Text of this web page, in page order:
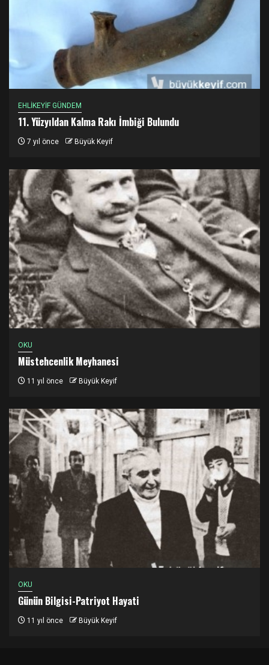
EHLİKEYİF GÜNDEM
11. Yüzyıldan Kalma Rakı İmbiği Bulundu
7 yıl önce Büyük Keyif
OKU
Müstehcenlik Meyhanesi
11 yıl önce Büyük Keyif
OKU
Günün Bilgisi-Patriyot Hayati
11 yıl önce Büyük Keyif